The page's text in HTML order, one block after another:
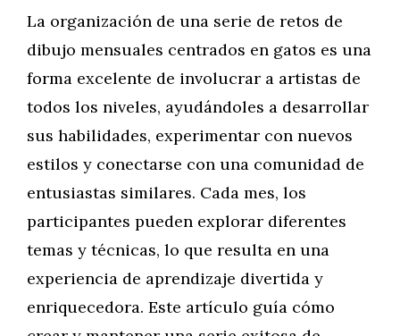
La organización de una serie de retos de
dibujo mensuales centrados en gatos es una
forma excelente de involucrar a artistas de
todos los niveles, ayudándoles a desarrollar
sus habilidades, experimentar con nuevos
estilos y conectarse con una comunidad de
entusiastas similares. Cada mes, los
participantes pueden explorar diferentes
temas y técnicas, lo que resulta en una
experiencia de aprendizaje divertida y
enriquecedora. Este artículo guía cómo